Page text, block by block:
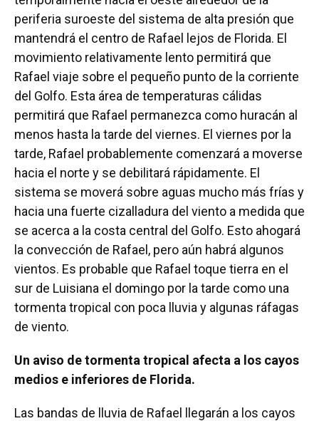
periferia suroeste del sistema de alta presión que
mantendrá el centro de Rafael lejos de Florida. El
movimiento relativamente lento permitirá que
Rafael viaje sobre el pequeño punto de la corriente
del Golfo. Esta área de temperaturas cálidas
permitirá que Rafael permanezca como huracán al
menos hasta la tarde del viernes. El viernes por la
tarde, Rafael probablemente comenzará a moverse
hacia el norte y se debilitará rápidamente. El
sistema se moverá sobre aguas mucho más frías y
hacia una fuerte cizalladura del viento a medida que
se acerca a la costa central del Golfo. Esto ahogará
la convección de Rafael, pero aún habrá algunos
vientos. Es probable que Rafael toque tierra en el
sur de Luisiana el domingo por la tarde como una
tormenta tropical con poca lluvia y algunas ráfagas
de viento.
Un aviso de tormenta tropical afecta a los cayos
medios e inferiores de Florida.
Las bandas de lluvia de Rafael llegarán a los cayos